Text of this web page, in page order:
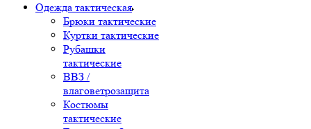
Одежда тактическая
Брюки тактические
Куртки тактические
Рубашки
тактические
ВВЗ /
влаговетрозащита
Костюмы
тактические